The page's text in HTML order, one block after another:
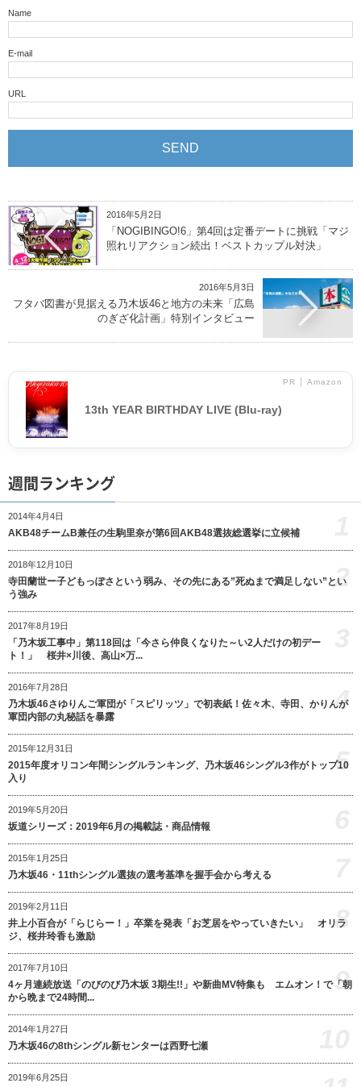
Name
E-mail
URL
2016年5月2日
「NOGIBINGO!6」第4回は定番デートに挑戦「マジ
照れリアクション続出！ベストカップル対決」
2016年5月3日
フタバ図書が見据える乃木坂46と地方の未来「広島
のぎざ化計画」特別インタビュー
PR │ Amazon
13th YEAR BIRTHDAY LIVE (Blu-ray)
週間ランキング
2014年4月4日
AKB48チームB兼任の生駒里奈が第6回AKB48選抜総選挙に立候補
2018年12月10日
寺田蘭世ー子どもっぽさという弱み、その先にある”死ぬまで満足しない”とい
う強み
2
2017年8月19日
「乃木坂工事中」第118回は「今さら仲良くなりた～い2人だけの初デー
ト！」 桜井×川後、高山×万...
2016年7月28日
乃木坂46さゆりんご軍団が「スピリッツ」で初表紙！佐々木、寺田、かりんが
軍団内部の丸秘話を暴露
4
2015年12月31日
2015年度オリコン年間シングルランキング、乃木坂46シングル3作がトップ10
入り
5
2019年5月20日
坂道シリーズ：2019年6月の掲載誌・商品情報
2015年1月25日
乃木坂46・11thシングル選抜の選考基準を握手会から考える
2019年2月11日
井上小百合が「らじらー！」卒業を発表「お芝居をやっていきたい」 オリラ
ジ、桜井玲香も激励
8
2017年7月10日
4ヶ月連続放送「のびのび乃木坂 3期生!!」や新曲MV特集も エムオン！で「朝
から晩まで24時間...
9
2014年1月27日
乃木坂46の8thシングル新センターは西野七瀬
2019年6月25日